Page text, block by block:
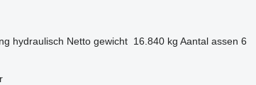
hydraulisch Netto gewicht 16.840 kg Aantal assen 6